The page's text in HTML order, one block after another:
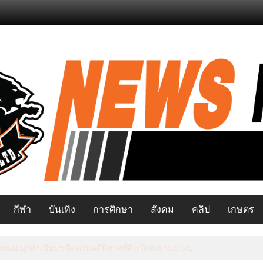
กีฬา บันเทิง การศึกษา สังคม คลิป เกษตร